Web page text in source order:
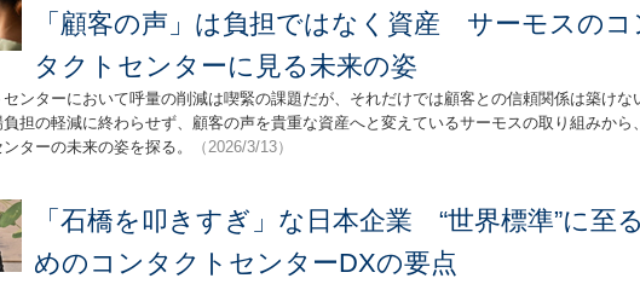
「顧客の声」は負担ではなく資産 サーモスのコ
タクトセンターに見る未来の姿
センターにおいて呼量の削減は喫緊の課題だが、それだけでは顧客との信頼関係は築けな
担の軽減に終わらせず、顧客の声を貴重な資産へと変えているサーモスの取り組みから
ターの未来の姿を探る。
（2026/3/13）
「石橋を叩きすぎ」な日本企業 “世界標準”に至
めのコンタクトセンターDXの要点